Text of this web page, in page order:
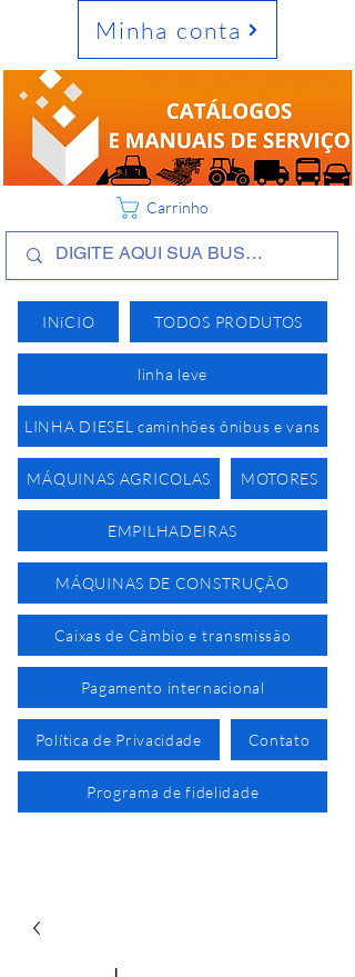
INíCIO TODOS PRODUTOS
linha leve
LINHA DIESEL caminhões ônibus e vans
MÁQUINAS AGRICOLAS MOTORES
EMPILHADEIRAS
MÁQUINAS DE CONSTRUÇÃO
Caixas de Câmbio e transmissão
Pagamento internacional
Política de Privacidade Contato
Programa de fidelidade
Minha conta
Carrinho